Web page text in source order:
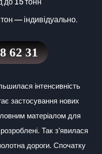
до 15 тонн
— індивідуально.
62 31
інтенсивність
застосування нових
матеріалом для
Так з’явилася
дороги. Спочатку